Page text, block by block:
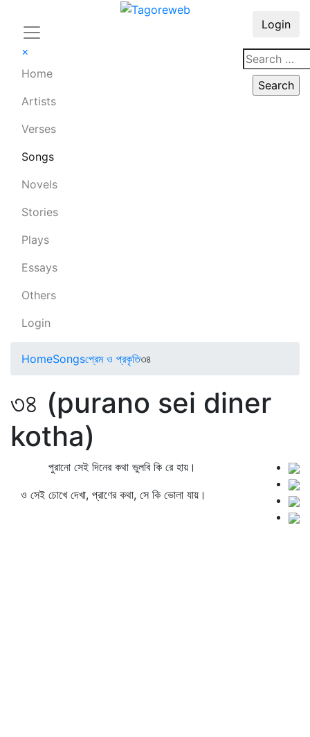
×
Home
Artists
Verses
Songs
Novels
Stories
Plays
Essays
Others
Login
Login
HomeSongsপ্রেম ও প্রকৃতি৩৪
৩৪ (purano sei diner
kotha)
পুরানো সেই দিনের কথা ভুলবি কি রে হায়।
ও সেই চোখে দেখা, প্রাণের কথা, সে কি ভোলা যায়।